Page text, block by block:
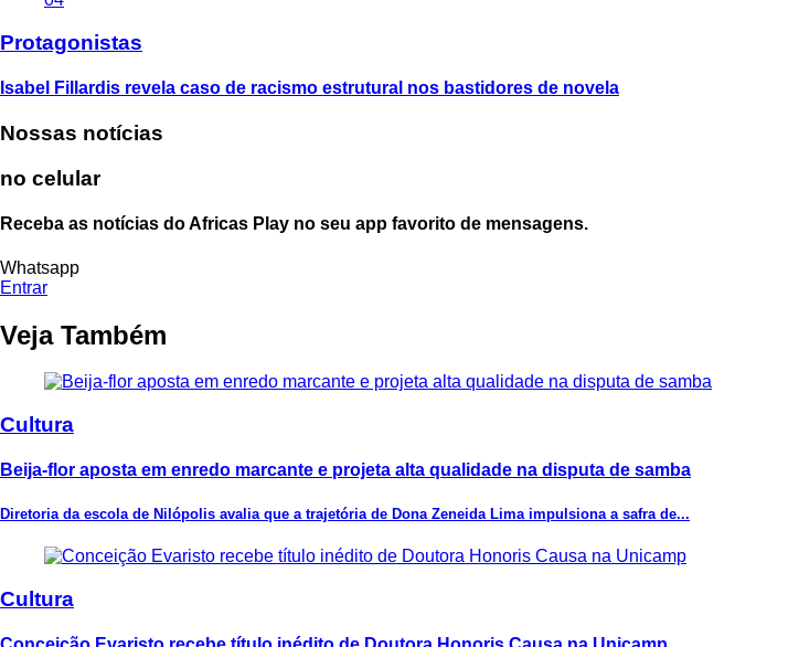
Protagonistas
Isabel Fillardis revela caso de racismo estrutural nos bastidores de novela
Nossas notícias
no celular
Receba as notícias do Africas Play no seu app favorito de mensagens.
Whatsapp
Entrar
Veja Também
Cultura
Beija-flor aposta em enredo marcante e projeta alta qualidade na disputa de samba
Diretoria da escola de Nilópolis avalia que a trajetória de Dona Zeneida Lima impulsiona a safra de...
Cultura